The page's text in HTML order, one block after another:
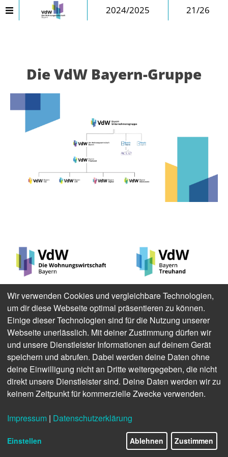
2024/2025 21/26
Die VdW Bayern-Gruppe
VdW Bayern
WIR setzen uns für gutes und
bezahlbares Wohnen für breite
Schichten der Bevölkerung ein.
In diesem Sinne beraten und
prüfen WIR unsere rund 500
Mitglieder in Bayern kompetent
und partnerschaftlich. So
bieten WIR der
Wohnungswirtschaft
Schulterschluss.
Weitere Informationen
VdW Bayern
Treuhand
WIR sind der erfahrene
Ansprechpartner zu allen
Themen rund um Bilanzierung,
Consulting und Finanzierung.
Als Dienstleistungsspezialisten
der VdW Bayern-Gruppe
unterstützen WIR die
Wohnungswirtschaft dabei,
realisieren.
Weitere Informationen
Wir verwenden Cookies und vergleichbare Technologien,
um dir diese Webseite optimal präsentieren zu können.
Einige dieser Technologien sind für die Nutzung unserer
Webseite unerlässlich. Mit deiner Zustimmung dürfen wir
und unsere Dienstleister Informationen auf deinem Gerät
speichern und abrufen. Dabei werden deine Daten ohne
deine Einwilligung nicht an Dritte weitergegeben, die nicht
direkt unsere Dienstleister sind. Deine Daten werden wir zu
keinem Zeitpunkt für kommerzielle Zwecke verwenden.
Impressum | Datenschutzerklärung
Einstellen Ablehnen Zustimmen